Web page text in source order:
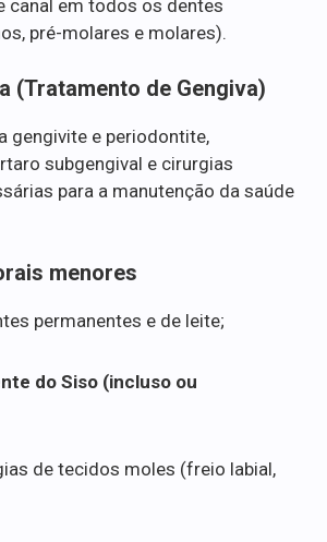
canal em todos os dentes
pré-molares e molares).
(Tratamento de Gengiva)
gengivite e periodontite,
subgengival e cirurgias
para a manutenção da saúde
menores
permanentes e de leite;
do Siso (incluso ou
de tecidos moles (freio labial,